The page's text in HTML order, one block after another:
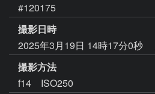
#120175
撮影日時
2025年3月19日 14時17分0秒
撮影方法
f14 ISO250